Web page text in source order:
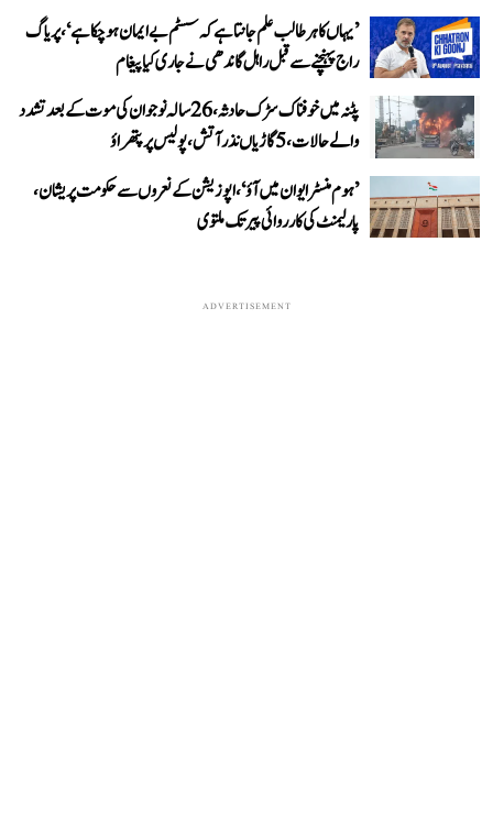
’یہاں کا ہر طالب علم جانتا ہے کہ سسٹم بے ایمان ہو چکا ہے‘، پریاگ
راج پہنچنے سے قبل راہل گاندھی نے جاری کیا پیغام
پٹنہ میں خوفناک سڑک حادثہ، 26 سالہ نوجوان کی موت کے بعد تشدد
والے حالات، 5 گاڑیاں نذر آتش، پولیس پر پتھراؤ
’ہوم منسٹر ایوان میں آؤ‘، اپوزیشن کے نعروں سے حکومت پریشان،
پارلیمنٹ کی کارروائی پیر تک ملتوی
ADVERTISEMENT